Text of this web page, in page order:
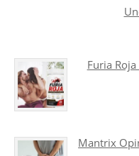
Furia
Mantrix